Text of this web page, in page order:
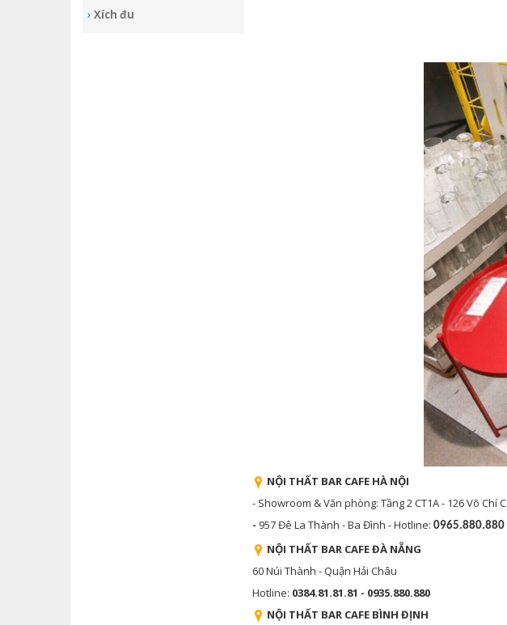
Xích đu
NỘI THẤT BAR CAFE HÀ NỘI
- Showroom & Văn phòng: Tầng 2 CT1A - 126 Võ Chí
- 957 Đê La Thành - Ba Đình - Hotline:
NỘI THẤT BAR CAFE ĐÀ NẴNG
60 Núi Thành - Quận Hải Châu
Hotline: 0384.81.81.81 - 0935.880.880
NỘI THẤT BAR CAFE BÌNH ĐỊNH